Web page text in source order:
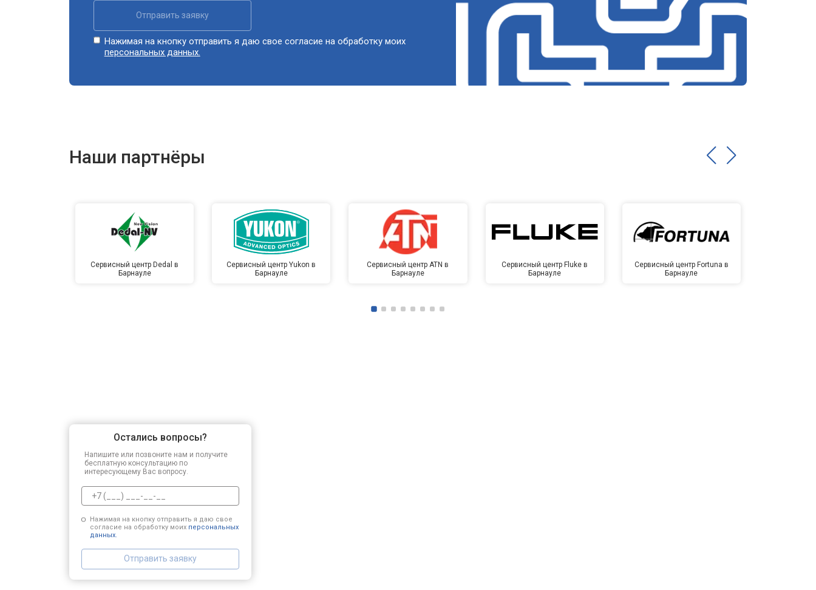
Отправить заявку
Нажимая на кнопку отправить я даю свое согласие на обработку моих
персональных данных.
Наши партнёры
Сервисный центр Dedal в
Барнауле
Сервисный центр Yukon в
Барнауле
Сервисный центр ATN в
Барнауле
Сервисный центр Fluke в
Барнауле
Сервисный центр Fortuna в
Барнауле
Остались вопросы?
Напишите или позвоните нам и получите
бесплатную консультацию по
интересующему Вас вопросу.
Нажимая на кнопку отправить я даю свое
согласие на обработку моих персональных
данных.
Отправить заявку